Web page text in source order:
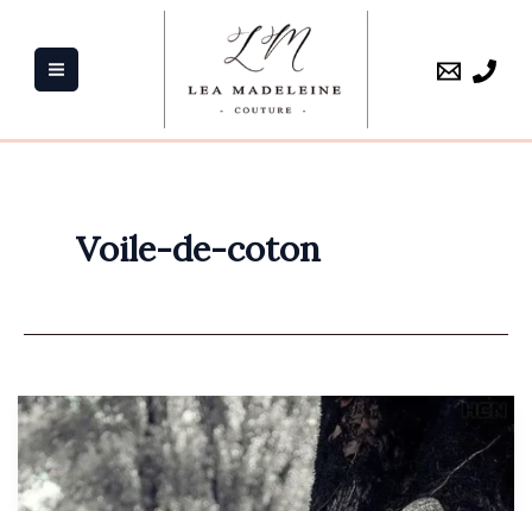
contenu
Voile-de-coton